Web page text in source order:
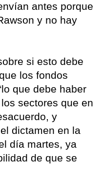
antes porque
y no hay
si esto debe
los fondos
que debe haber
sectores que en
y
dictamen en la
día martes, ya
de que se